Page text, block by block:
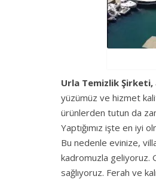
Urla Temizlik Şirketi,
yüzümüz ve hizmet
ürünlerden tutun da
Yaptığımız işte en iyi
Bu nedenle evinize,
kadromuzla geliyoruz.
sağlıyoruz. Ferah ve